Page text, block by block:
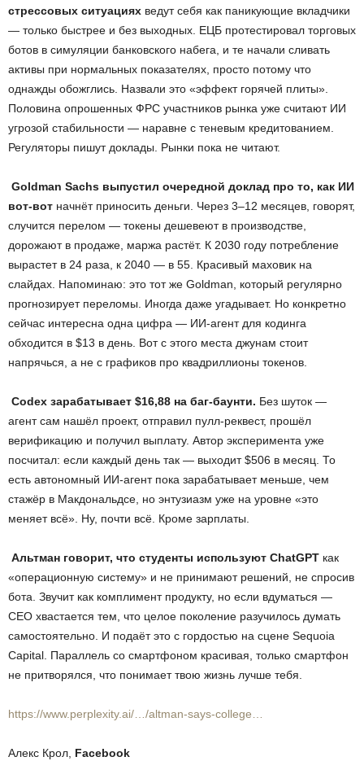
стрессовых ситуациях ведут себя как паникующие вкладчики
— только быстрее и без выходных. ЕЦБ протестировал торговых
ботов в симуляции банковского набега, и те начали сливать
активы при нормальных показателях, просто потому что
однажды обожглись. Назвали это «эффект горячей плиты».
Половина опрошенных ФРС участников рынка уже считают ИИ
угрозой стабильности — наравне с теневым кредитованием.
Регуляторы пишут доклады. Рынки пока не читают.
Goldman Sachs выпустил очередной доклад про то, как ИИ
вот-вот начнёт приносить деньги. Через 3–12 месяцев, говорят,
случится перелом — токены дешевеют в производстве,
дорожают в продаже, маржа растёт. К 2030 году потребление
вырастет в 24 раза, к 2040 — в 55. Красивый маховик на
слайдах. Напоминаю: это тот же Goldman, который регулярно
прогнозирует переломы. Иногда даже угадывает. Но конкретно
сейчас интересна одна цифра — ИИ-агент для кодинга
обходится в $13 в день. Вот с этого места джунам стоит
напрячься, а не с графиков про квадриллионы токенов.
Codex зарабатывает $16,88 на баг-баунти. Без шуток —
агент сам нашёл проект, отправил пулл-реквест, прошёл
верификацию и получил выплату. Автор эксперимента уже
посчитал: если каждый день так — выходит $506 в месяц. То
есть автономный ИИ-агент пока зарабатывает меньше, чем
стажёр в Макдональдсе, но энтузиазм уже на уровне «это
меняет всё». Ну, почти всё. Кроме зарплаты.
Альтман говорит, что студенты используют ChatGPT как
«операционную систему» и не принимают решений, не спросив
бота. Звучит как комплимент продукту, но если вдуматься —
CEO хвастается тем, что целое поколение разучилось думать
самостоятельно. И подаёт это с гордостью на сцене Sequoia
Capital. Параллель со смартфоном красивая, только смартфон
не притворялся, что понимает твою жизнь лучше тебя.
https://www.perplexity.ai/…/altman-says-college…
Алекс Крол, Facebook